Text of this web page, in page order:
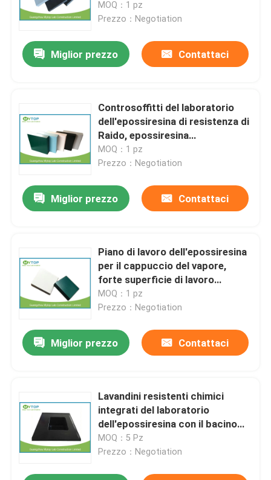
Casa
Contatti
Prodotti
Mobilia moderna del laboratorio
Mobilia del laboratorio dell'ospedale
Mobilia del laboratorio di scienza
MOQ：1 pz
Prezzo：Negotiation
Miglior prezzo Contattaci
Controsoffitti del laboratorio
dell'epossiresina di resistenza di
Raido, epossiresina
impermeabile Benchtop
MOQ：1 pz
Prezzo：Negotiation
Miglior prezzo Contattaci
Piano di lavoro dell'epossiresina
per il cappuccio del vapore,
forte superficie di lavoro
chimica dell'epossiresina
MOQ：1 pz
Prezzo：Negotiation
Miglior prezzo Contattaci
Lavandini resistenti chimici
integrati del laboratorio
dell'epossiresina con il bacino
dell'acqua del laboratorio
MOQ：5 Pz
Prezzo：Negotiation